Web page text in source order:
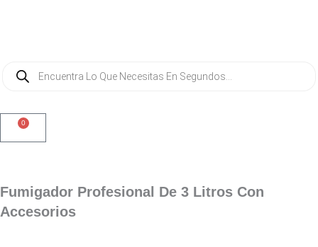
0
Cart
Fumigador Profesional De 3 Litros Con
Accesorios